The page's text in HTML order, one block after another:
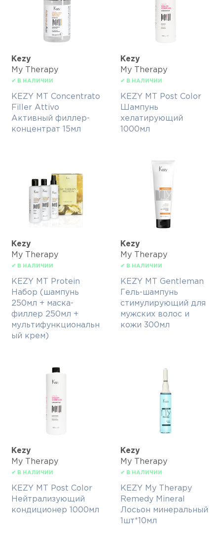
Kezy
My Therapy
✔ В НАЛИЧИИ
KEZY MT Concentrato
Filler Attivo
Активный филлер-
концентрат 15мл
Kezy
My Therapy
✔ В НАЛИЧИИ
KEZY MT Post Color
Шампунь
хелатирующий
1000мл
Kezy
My Therapy
✔ В НАЛИЧИИ
KEZY MT Protein
Набор (шампунь
250мл + маска-
филлер 250мл +
мультифункциональн
ый крем)
Kezy
My Therapy
✔ В НАЛИЧИИ
KEZY MT Gentleman
Гель-шампунь
стимулирующий для
мужских волос и
кожи 300мл
Kezy
My Therapy
✔ В НАЛИЧИИ
KEZY MT Post Color
Нейтрализующий
кондиционер 1000мл
Kezy
My Therapy
✔ В НАЛИЧИИ
KEZY My Therapy
Remedy Mineral
Лосьон минеральный
1шт*10мл